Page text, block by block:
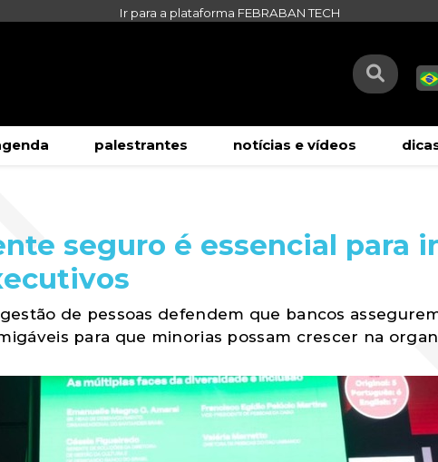
Ir para a plataforma FEBRABAN TECH
palestrantes notícias e vídeos
seguro é essencial para
de pessoas defendem que bancos
para que minorias possam crescer na